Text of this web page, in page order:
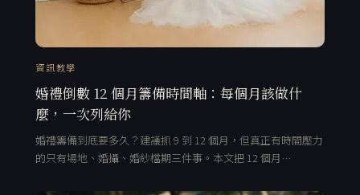
資訊教學
婚禮倒數 12 個月籌備時間軸：每個月該做什
麼，一次列給你
婚禮籌備到底要多久？建議抓 9 到 12 個月，但真正有時間壓力
的只有場地、婚攝、婚紗檔期三件事。本文把 12 個月…